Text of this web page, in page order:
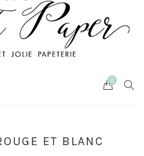
Cart
0
ET BLANC